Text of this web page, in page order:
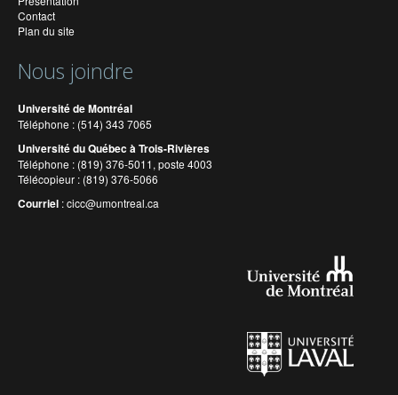
Contact
Plan du site
Nous joindre
Université de Montréal
Téléphone : (514) 343 7065
Université du Québec à Trois-Rivières
Téléphone : (819) 376-5011, poste 4003
Télécopieur : (819) 376-5066
Courriel :cicc@umontreal.ca